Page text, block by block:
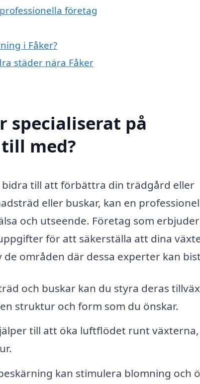
företag
i Fåker?
städer nära Fåker
specialiserat på
med?
bidra till att förbättra din trädgård eller
eller buskar, kan en
och utseende. Företag som erbjuder
för att säkerställa att dina
områden där dessa experter kan
och buskar kan du styra deras
struktur och form som du önskar.
till att öka luftflödet runt
kan stimulera blomning och